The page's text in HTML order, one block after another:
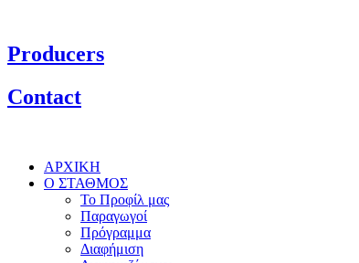
Producers
Contact
ΑΡΧΙΚΗ
Ο ΣΤΑΘΜΟΣ
Το Προφίλ μας
Παραγωγοί
Πρόγραμμα
Διαφήμιση